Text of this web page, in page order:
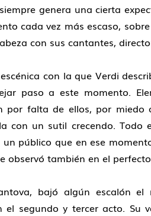
genera una cierta
cada vez más escaso,
con sus cantantes,
con la que Verdi
paso a este momento.
por falta de ellos, por
con un sutil crecendo.
público que en ese
observó también en el
bajó algún escalón
el segundo y tercer acto.